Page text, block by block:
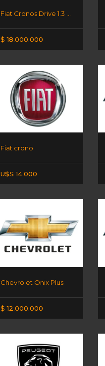
$ 18.000.000
Fiat crono
U$S 14.000
Chevrolet Onix Plus
$ 12.000.000